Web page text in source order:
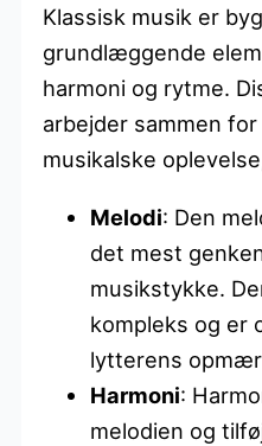
Klassisk musik er
grundlæggende
harmoni og rytme.
arbejder sammen
musikalske
Melodi: Den
det mest
musikstykke.
kompleks og er
lytterens
Harmoni:
melodien og